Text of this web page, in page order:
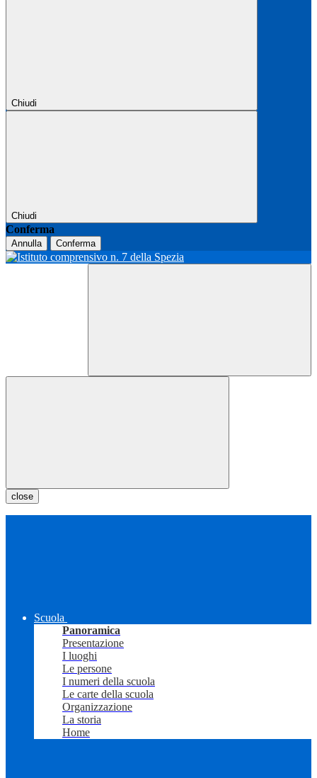
Chiudi
Chiudi
Conferma
Annulla Conferma
close
Scuola
Panoramica
Presentazione
I luoghi
Le persone
I numeri della scuola
Le carte della scuola
Organizzazione
La storia
Home